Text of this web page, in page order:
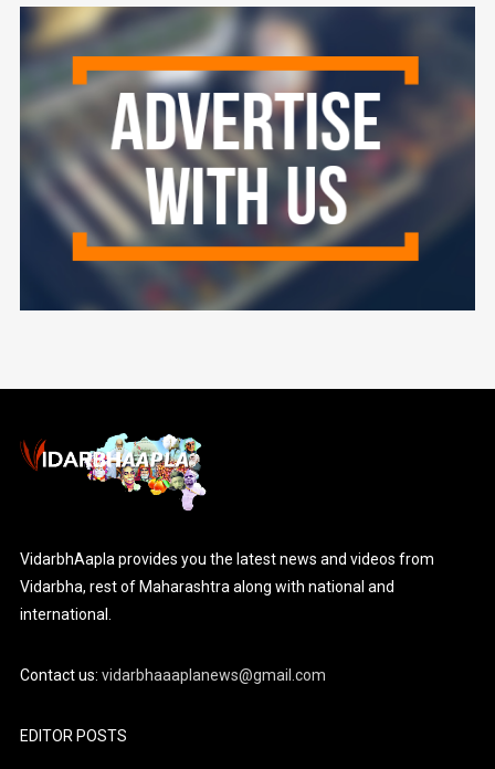
VidarbhAapla provides you the latest news and videos from
Vidarbha, rest of Maharashtra along with national and
international.
Contact us:vidarbhaaaplanews@gmail.com
EDITOR POSTS